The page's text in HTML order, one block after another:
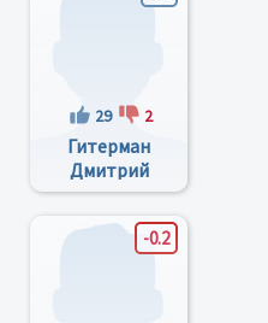
29 2
Гитерман
Дмитрий
Менделеевич
-0.2